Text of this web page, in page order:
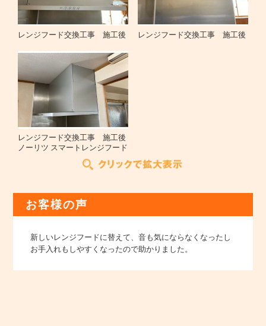
レンジフード交換工事 施工後 レンジフード交換工事 施工後
レンジフード交換工事 施工後
ノーリツ スマートレンジフード
お客様の声
新しいレンジフードに替えて、音も気にならなくなったし
お手入れもしやすくなったので助かりました。